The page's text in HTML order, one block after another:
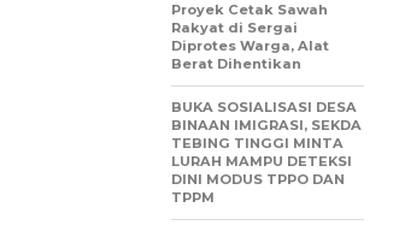
Proyek Cetak Sawah
Rakyat di Sergai
Diprotes Warga, Alat
Berat Dihentikan
BUKA SOSIALISASI DESA
BINAAN IMIGRASI, SEKDA
TEBING TINGGI MINTA
LURAH MAMPU DETEKSI
DINI MODUS TPPO DAN
TPPM